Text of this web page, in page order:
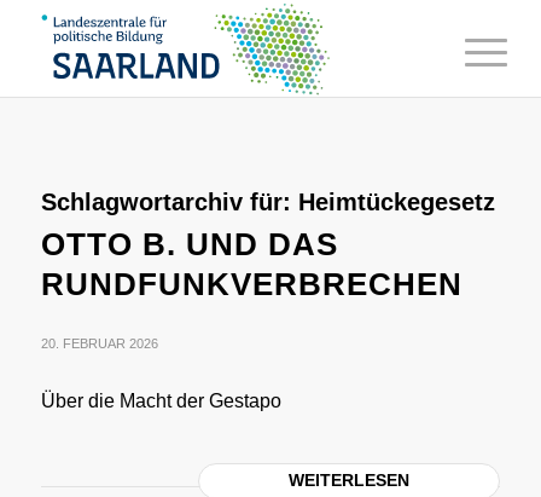
Schlagwortarchiv für: Heimtückegesetz
OTTO B. UND DAS
RUNDFUNKVERBRECHEN
20. FEBRUAR 2026
Über die Macht der Gestapo
WEITERLESEN